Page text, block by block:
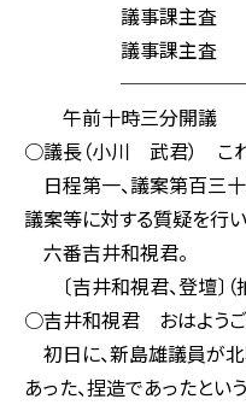
議事課
議事課
午前十時三分開議
○議長（小川 武君） これ
日程第一、議案第百三
議案等に対する質疑を行
六番吉井和視君。
〔吉井和視君、登壇〕（
○吉井和視君 おはようご
初日に、新島雄議員が
あった、捏造であったと